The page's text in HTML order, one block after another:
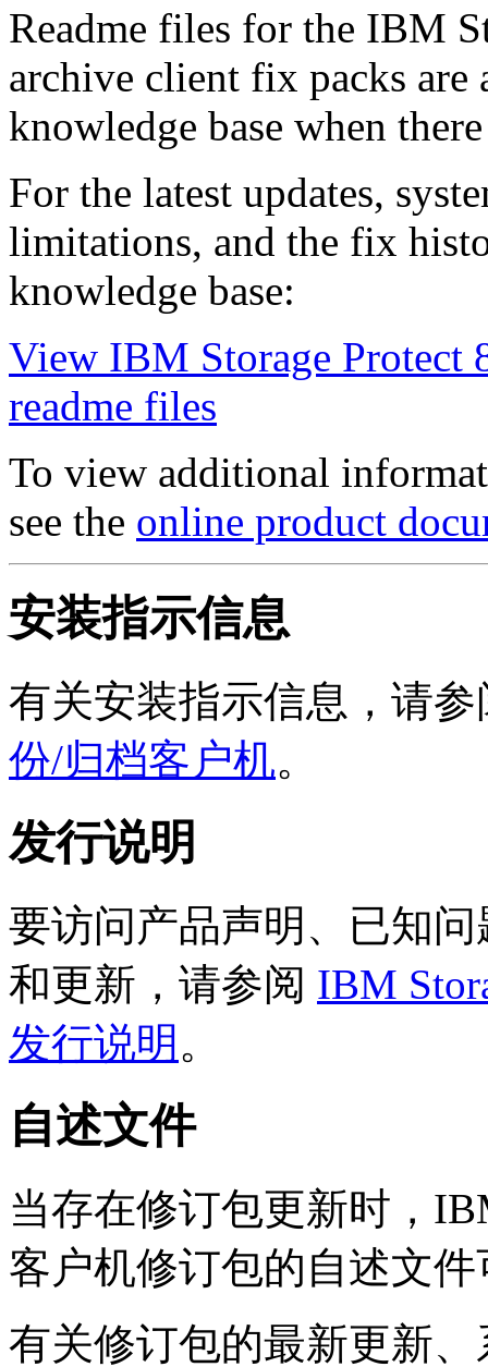
Readme files for the IBM
archive client fix packs are
knowledge base when
For the latest updates,
limitations, and the fix
knowledge base:
View IBM Storage Protect
readme files
To view additional
see the online product
安装指示信息
有关安装指示信息，请参
份/归档客户机。
发行说明
要访问产品声明、已知
和更新，请参阅 IBM
发行说明 。
自述文件
当存在修订包更新时，
客户机修订包的自述文
有关修订包的最新更新